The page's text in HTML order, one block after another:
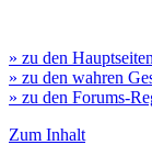
» zu den Hauptseiten
» zu den wahren
» zu den Forums-
Zum Inhalt